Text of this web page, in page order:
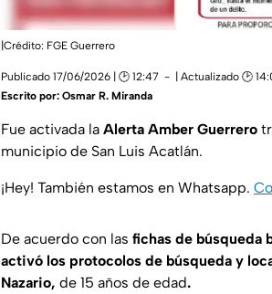
|Crédito: FGE Guerrero
Publicado 17/06/2026 | 🕑 12:47 | Actualizado 🕑
Escrito por: Osmar R. Miranda
Fue activada la Alerta Amber Guerrero
municipio de San Luis Acatlán.
¡Hey! También estamos en Whatsapp.
De acuerdo con las fichas de búsqueda
activó los protocolos de búsqueda y
Nazario, de 15 años de edad.